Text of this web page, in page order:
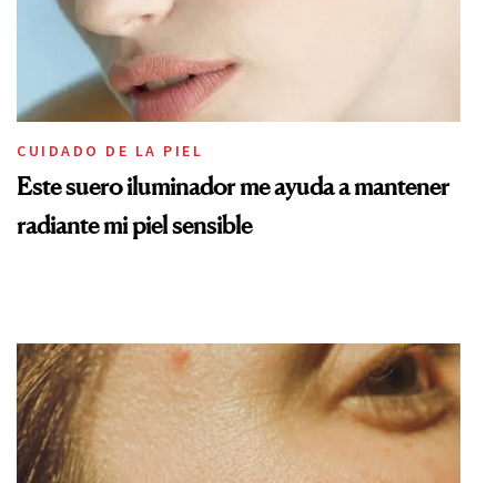
CUIDADO DE LA PIEL
Este suero iluminador me ayuda a mantener
radiante mi piel sensible